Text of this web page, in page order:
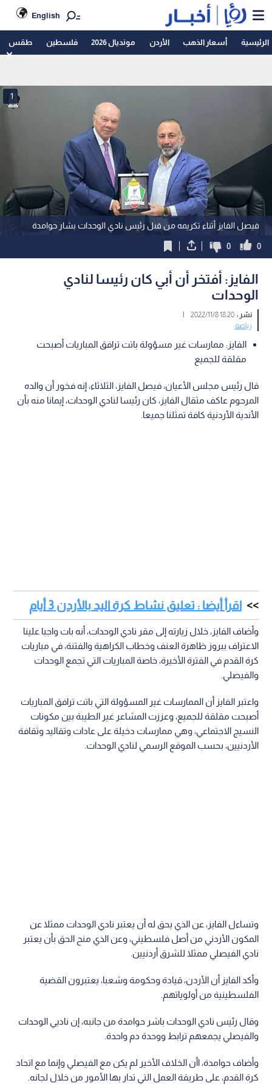
English
الرئيسية أسعار الذهب الأردن مونديال 2026 فلسطين طقس
فيصل الفايز أثناء تكريمه من قبل رئيس نادي الوحدات بشار حوامدة
1
0
0
الفايز: أفتخر أن أبي كان رئيسا لنادي
الوحدات
نشر :18:20 2022/11/8
|
رياضة
الفايز: ممارسات غير مسؤولة باتت ترافق المباريات أصبحت
مقلقة للجميع
قال رئيس مجلس الأعيان، فيصل الفايز، الثلاثاء، إنه فخور أن والده
المرحوم عاكف مثقال الفايز، كان رئيسا لنادي الوحدات، إيمانا منه بأن
الأندية الأردنية كافة تمثلنا جميعا.
اقرأ أيضا : تعليق نشاط كرة اليد بالأردن 3 أيام
وأضاف الفايز، خلال زيارته إلى مقر نادي الوحدات، أنه بات واجبا علينا
الاعتراف ببروز ظاهرة العنف وخطاب الكراهية والفتنة، في مباريات
كرة القدم في الفترة الأخيرة، خاصة المباريات التي تجمع الوحدات
والفيصلي.
واعتبر الفايز أن الممارسات غير المسؤولة التي باتت ترافق المباريات
أصبحت مقلقة للجميع، وعززت المشاعر غير الطيبة بين مكونات
النسيج الاجتماعي، وهي ممارسات دخيلة على عادات وتقاليد وثقافة
الأردنيين، بحسب الموقع الرسمي لنادي الوحدات.
وتساءل الفايز، عن الذي يحق له أن يعتبر نادي الوحدات ممثلا عن
المكون الأردني من أصل فلسطيني، وعن الذي منح الحق بأن يعتبر
نادي الفيصلي ممثلا للشرق أردنيين.
وأكد الفايز أن الأردن، قيادة وحكومة وشعبا، يعتبرون القضية
الفلسطينية من أولوياتهم.
وقال رئيس نادي الوحدات باشر حوامدة من جانبه، إن ناديي الوحدات
والفيصلي يجمعهم ترابط ووحدة دم واحدة.
وأضاف حوامدة، اأن الخلاف الأخير لم يكن مع الفيصلي وإنما مع اتحاد
كرة القدم، على طريقة العمل التي تدار بها الأمور من خلال لجانه.